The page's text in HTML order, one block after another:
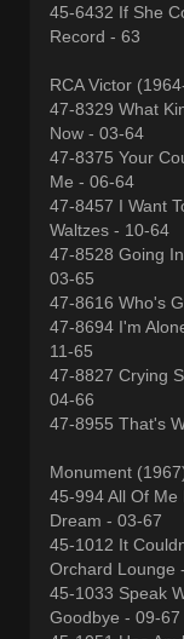
45-6432 If She
Record - 63
RCA Victor
47-8329 What
Now - 03-64
47-8375 Your
Me - 06-64
47-8457 I Want
Waltzes - 10-64
47-8528 Going
03-65
47-8616 Who's
47-8694 I'm
11-65
47-8827 Crying
04-66
47-8955 That's
Monument
45-994 All Of Me
Dream - 03-67
45-1012 It
Orchard Lounge
45-1033 Speak
Goodbye - 09-67